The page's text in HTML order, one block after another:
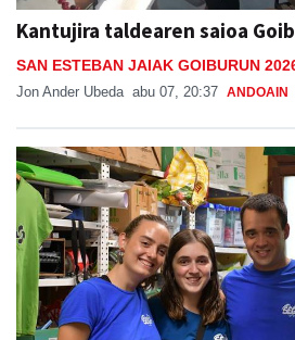
Kantujira taldearen saioa
SAN ESTEBAN JAIAK GOIBURUN
Jon Ander Ubeda abu 07, 20:37 ANDOAIN